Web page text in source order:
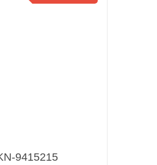
9415215